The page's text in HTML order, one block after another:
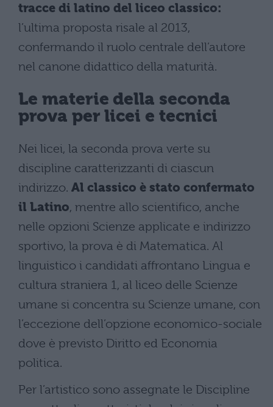
tracce di latino del liceo classico:
l’ultima proposta risale al 2013,
confermando il ruolo centrale dell’autore
nel canone didattico della maturità.
Le materie della seconda
prova per licei e tecnici
Nei licei, la seconda prova verte su
discipline caratterizzanti di ciascun
indirizzo. Al classico è stato confermato
il Latino, mentre allo scientifico, anche
nelle opzioni Scienze applicate e indirizzo
sportivo, la prova è di Matematica. Al
linguistico i candidati affrontano Lingua e
cultura straniera 1, al liceo delle Scienze
umane si concentra su Scienze umane, con
l’eccezione dell’opzione economico-sociale
dove è previsto Diritto ed Economia
politica.
Per l’artistico sono assegnate le Discipline